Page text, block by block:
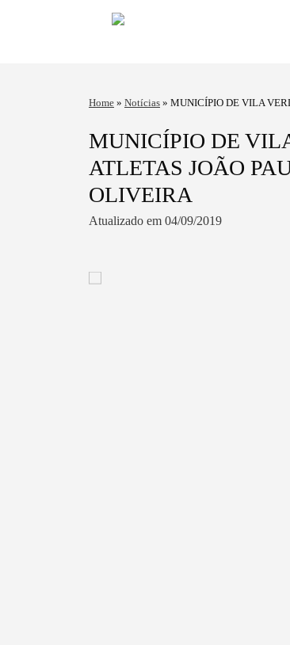
Home » Notícias » MUNICÍPIO DE VILA
MUNICÍPIO DE
ATLETAS JOÃO
OLIVEIRA
Atualizado em 04/09/2019